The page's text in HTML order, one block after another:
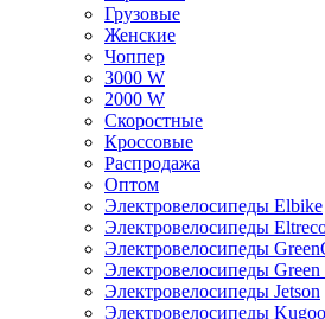
Грузовые
Женские
Чоппер
3000 W
2000 W
Скоростные
Кроссовые
Распродажа
Оптом
Электровелосипеды Elbike
Электровелосипеды
Электровелосипеды
Электровелосипеды
Электровелосипеды Jetson
Электровелосипеды Kugoo